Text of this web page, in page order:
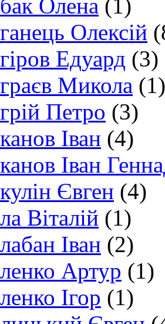
Олена (1)
Олексій
Едуард (3)
Микола (1)
Петро (3)
Іван (4)
Іван
Євген (4)
Віталій (1)
Іван (2)
Артур (1)
Ігор (1)